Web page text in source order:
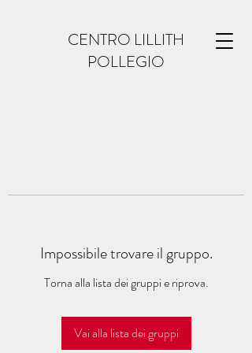
CENTRO LILLITH
POLLEGIO
Impossibile trovare il gruppo.
Torna alla lista dei gruppi e riprova.
Vai alla lista dei gruppi